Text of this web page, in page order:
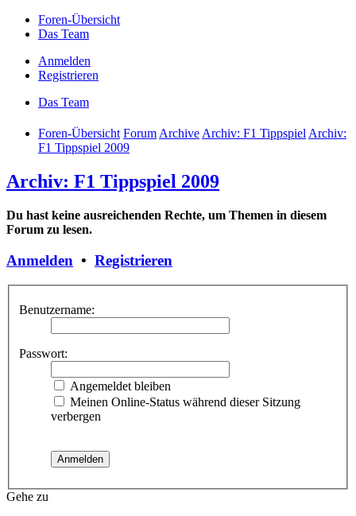
Foren-Übersicht
Das Team
Anmelden
Registrieren
Das Team
Foren-Übersicht ForumArchiveArchiv: F1 TippspielArchiv:
F1 Tippspiel 2009
Archiv: F1 Tippspiel 2009
Du hast keine ausreichenden Rechte, um Themen in diesem
Forum zu lesen.
Anmelden • Registrieren
Benutzername:
Passwort:
Angemeldet bleiben
Meinen Online-Status während dieser Sitzung
verbergen
Gehe zu